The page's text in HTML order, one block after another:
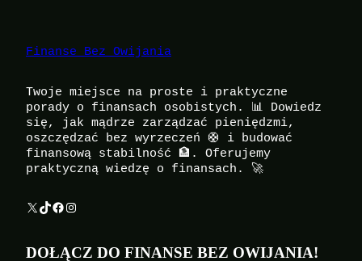
Finanse Bez Owijania
Twoje miejsce na proste i praktyczne
porady o finansach osobistych. 📊 Dowiedz
się, jak mądrze zarządzać pieniędzmi,
oszczędzać bez wyrzeczeń 🛟 i budować
finansową stabilność 🏦. Oferujemy
praktyczną wiedzę o finansach. 🚀
X TikTok Facebook Instagram
DOŁĄCZ DO FINANSE BEZ OWIJANIA!